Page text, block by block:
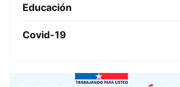
Educación
Covid-19